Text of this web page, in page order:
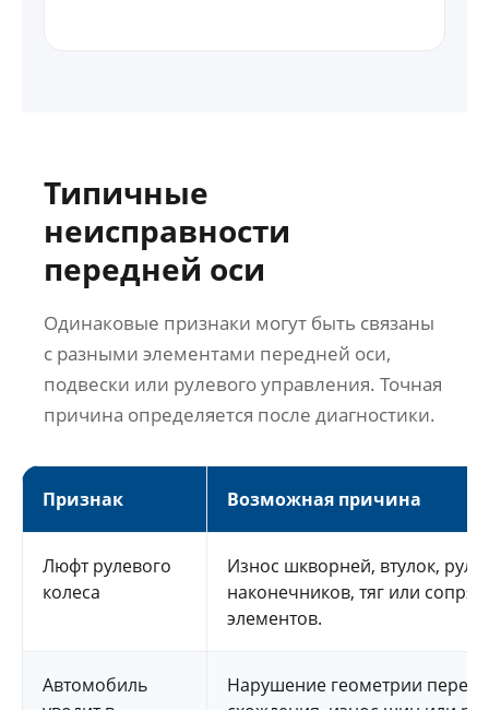
Типичные
неисправности
передней оси
Одинаковые признаки могут быть связаны
с разными элементами передней оси,
подвески или рулевого управления. Точная
причина определяется после диагностики.
Признак Возможная причина
Люфт рулевого
колеса
Износ шкворней, втулок,
наконечников, тяг или
элементов.
Автомобиль
Нарушение геометрии